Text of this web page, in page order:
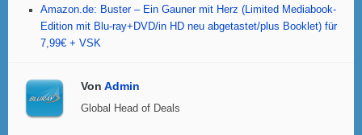
Amazon.de: Buster – Ein Gauner mit Herz (Limited Mediabook-
Edition mit Blu-ray+DVD/in HD neu abgetastet/plus Booklet) für
7,99€ + VSK
Von Admin
Global Head of Deals